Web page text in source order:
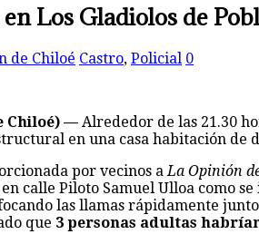
Los Gladiolos de
de Chiloé Castro, Policial 0
Chiloé) — Alrededor de las 21.30
en una casa habitación de
por vecinos aLa Opinión
calle Piloto Samuel Ulloa como
las llamas rápidamente
que 3 personas adultas